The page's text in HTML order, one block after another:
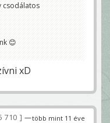
csodálatos
😊
xD
több mint 11 éve
710
—